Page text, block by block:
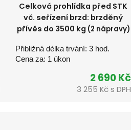
Celková prohlídka před STK
vč. seřízení brzd: brzděný
přívěs do 3500 kg (2 nápravy)
Přibližná délka trvání: 3 hod.
Cena za: 1 úkon
2 690 Kč
3 255 Kč s DPH